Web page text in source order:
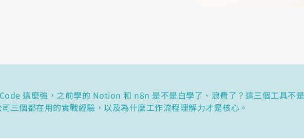
這麼強，之前學的 Notion 和 n8n 是不是白學了、浪費了？這三個工具不
三個都在用的實戰經驗，以及為什麼工作流程理解力才是核心。